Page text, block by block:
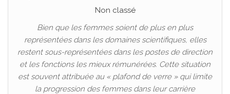
Non classé
Bien que les femmes soient de plus en plus
représentées dans les domaines scientifiques, elles
restent sous-représentées dans les postes de direction
et les fonctions les mieux rémunérées. Cette situation
est souvent attribuée au « plafond de verre » qui limite
la progression des femmes dans leur carrière